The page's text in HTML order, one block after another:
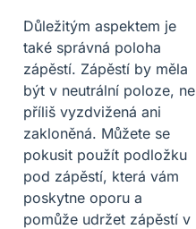
Důležitým aspektem je
také správná poloha
zápěstí. Zápěstí by měla
být v neutrální poloze, ne
příliš vyzdvižená ani
zakloněná. Můžete se
pokusit použít podložku
pod zápěstí, která vám
poskytne oporu a
pomůže udržet zápěstí v